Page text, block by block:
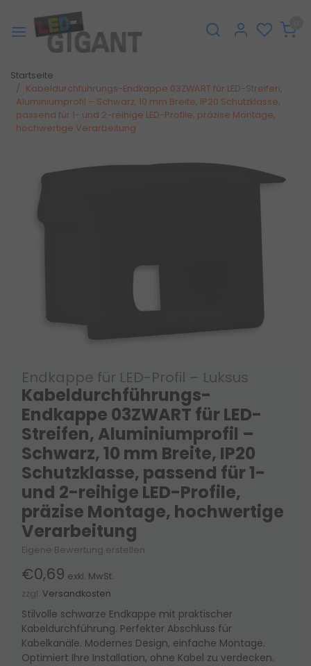
Startseite
Kabeldurchführungs-Endkappe 03ZWART für LED-Streifen,
Aluminiumprofil – Schwarz, 10 mm Breite, IP20 Schutzklasse,
passend für 1- und 2-reihige LED-Profile, präzise Montage,
hochwertige Verarbeitung
Endkappe für LED-Profil – Luksus
Kabeldurchführungs-
Endkappe 03ZWART für LED-
Streifen, Aluminiumprofil –
Schwarz, 10 mm Breite, IP20
Schutzklasse, passend für 1-
und 2-reihige LED-Profile,
präzise Montage, hochwertige
Verarbeitung
Eigene Bewertung erstellen
€0,69 exkl. MwSt.
zzgl. Versandkosten
Stilvolle schwarze Endkappe mit praktischer
Kabeldurchführung. Perfekter Abschluss für
Kabelkanäle. Modernes Design, einfache Montage.
Optimiert Ihre Installation, ohne Kabel zu verdecken.